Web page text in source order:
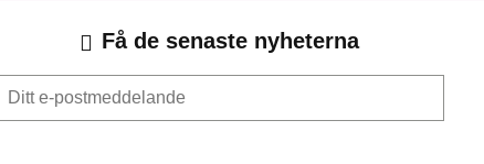
Få de senaste nyheterna
Ditt e-postmeddelande